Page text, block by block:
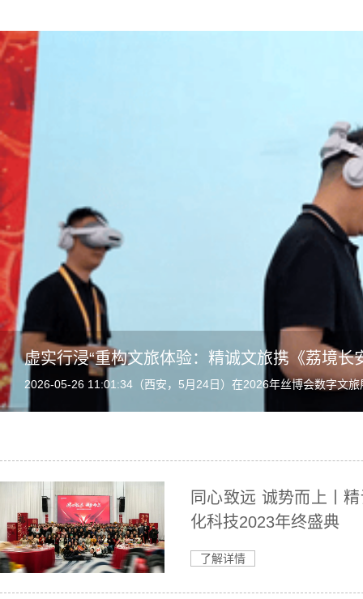
虚实行浸“重构文旅体验：精诚文旅携《荔境长
2026-05-26 11:01:34（西安，5月24日）在2026年丝博会数字文
目，连续多日保持满负荷运转。...
同心致远 诚势而上丨
化科技2023年终盛典
了解详情